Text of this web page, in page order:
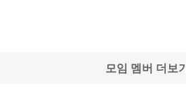
모임 멤버 더보기